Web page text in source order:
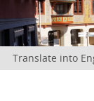
Translate into